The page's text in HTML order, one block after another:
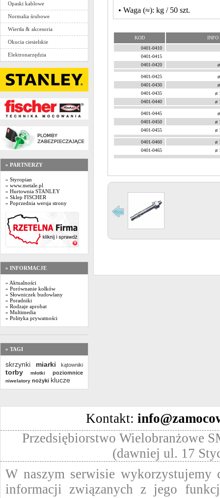
Opaski kablowe
Normalia śrubowe
Wiertła & akcesoria
Okucia ciesielskie
Elektronarzędzia
» PARTNERZY
» Styropian
» www.metale.pl
» Hurtownia STANLEY
» Sklep FISCHER
» Poprzednia wersja strony
» INFORMACJE
» Aktualności
» Porównanie kołków
» Słowniczek budowlany
» Poradniki
» Rodzaje aprobat
» Multimedia
» Polityka prywatności
» TAGI
skrzynki miarki kątowniki
torby młotki poziomnice
niwelatory nożyki klucze
• Waga (≈): kg / 50 szt.
KOD
INFO
0401-0410
0401-0415
0401-0420
0401-0425
0401-0430
0401-0435
ø
0401-0440
ø
0401-0445
0401-0450
ø
0401-0455
ø
0401-0460
ø
0401-0465
ø
Kontakt:
Przedsiębiorstwo Wielobranżowe
(dawniej ul. 17
W naszym serwisie wykorzystujemy
informacji związanych z jego